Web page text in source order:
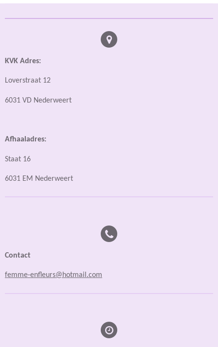
KVK Adres:
Loverstraat 12
6031 VD Nederweert
Afhaaladres:
Staat 16
6031 EM Nederweert
Contact
femme-enfleurs@hotmail.com